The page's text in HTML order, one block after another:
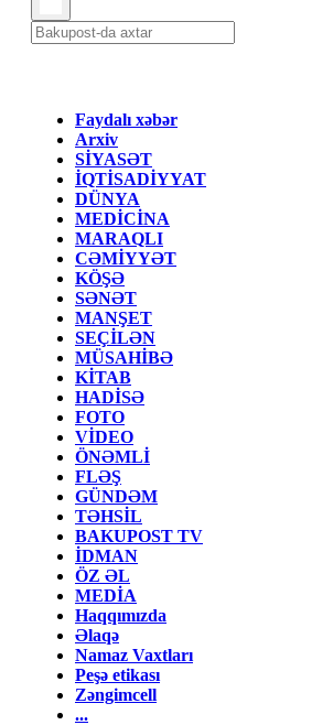
Faydalı xəbər
Arxiv
SİYASƏT
İQTİSADİYYAT
DÜNYA
MEDİCİNA
MARAQLI
CƏMİYYƏT
KÖŞƏ
SƏNƏT
MANŞET
SEÇİLƏN
MÜSAHİBƏ
KİTAB
HADİSƏ
FOTO
VİDEO
ÖNƏMLİ
FLƏŞ
GÜNDƏM
TƏHSİL
BAKUPOST TV
İDMAN
ÖZ ƏL
MEDİA
Haqqımızda
Əlaqə
Namaz Vaxtları
Peşə etikası
Zəngimcell
...